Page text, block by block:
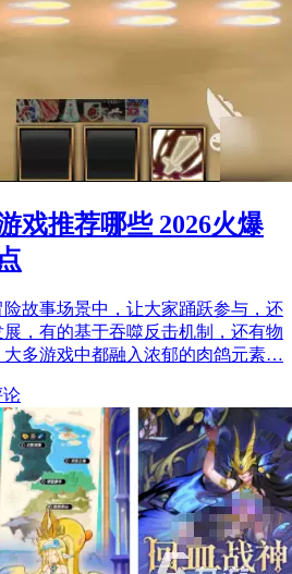
戏推荐哪些 2026火爆
故事场景中，让大家踊跃参与，还
，有的基于吞噬反击机制，还有物
多游戏中都融入浓郁的肉鸽元素…
论